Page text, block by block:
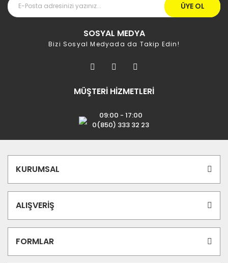
ÜYE OL
SOSYAL MEDYA
Bizi Sosyal Medyada da Takip Edin!
MÜŞTERİ HİZMETLERİ
09:00 - 17:00
0(850) 333 32 23
KURUMSAL
ALIŞVERİŞ
FORMLAR